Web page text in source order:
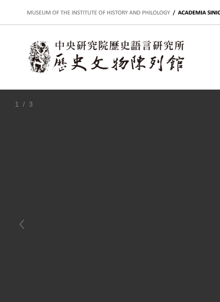
:::
1 / 3